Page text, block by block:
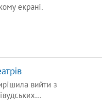
екрані.
вийти з